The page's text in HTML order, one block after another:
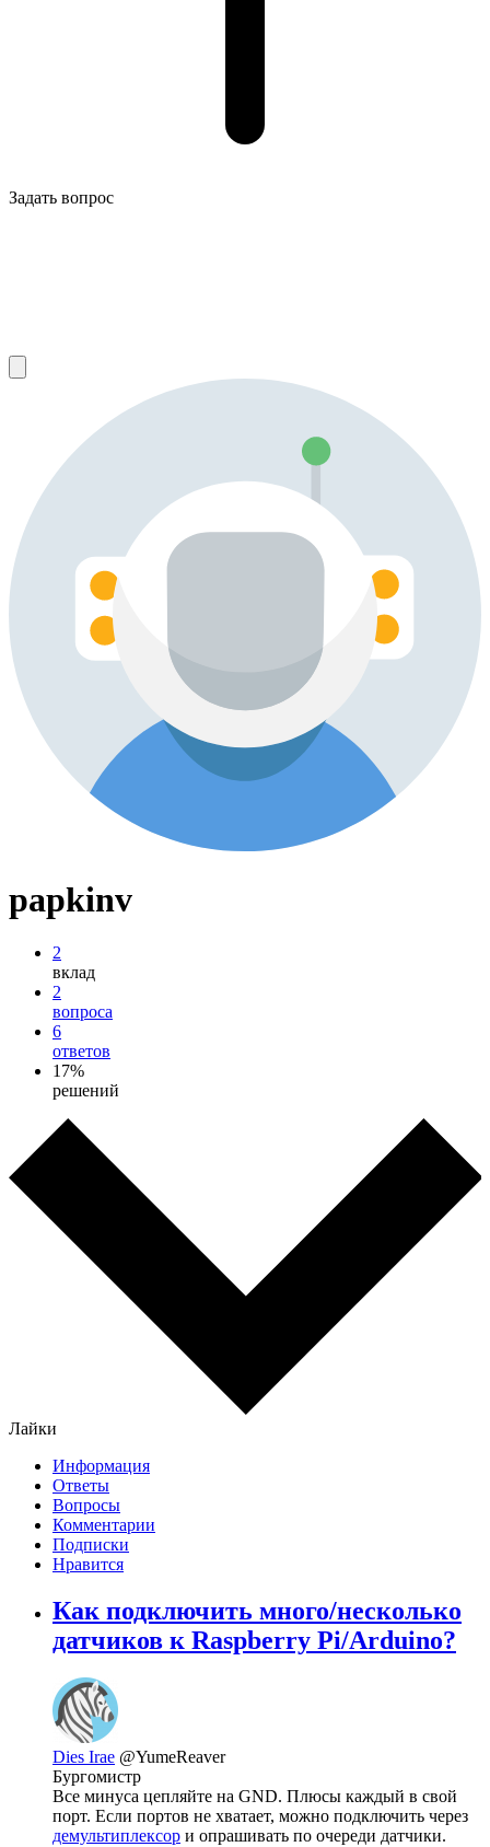
Задать вопрос
papkinv
2
вклад
2
вопроса
6
ответов
17%
решений
Лайки
Информация
Ответы
Вопросы
Комментарии
Подписки
Нравится
Как подключить много/несколько
датчиков к Raspberry Pi/Arduino?
Dies Irae @YumeReaver
Бургомистр
Все минуса цепляйте на GND. Плюсы каждый в свой
порт. Если портов не хватает, можно подключить через
демультиплексор и опрашивать по очереди датчики.